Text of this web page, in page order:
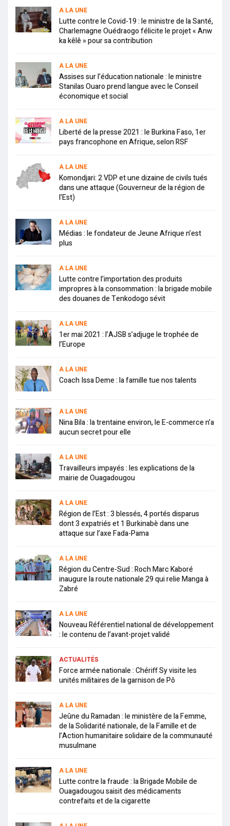
A LA UNE
Lutte contre le Covid-19 : le ministre de la Santé,
Charlemagne Ouédraogo félicite le projet « Anw
ka kêlê » pour sa contribution
A LA UNE
Assises sur l’éducation nationale : le ministre
Stanilas Ouaro prend langue avec le Conseil
économique et social
A LA UNE
Liberté de la presse 2021 : le Burkina Faso, 1er
pays francophone en Afrique, selon RSF
A LA UNE
Komondjari: 2 VDP et une dizaine de civils tués
dans une attaque (Gouverneur de la région de
l’Est)
A LA UNE
Médias : le fondateur de Jeune Afrique n’est
plus
A LA UNE
Lutte contre l’importation des produits
impropres à la consommation : la brigade mobile
des douanes de Tenkodogo sévit
A LA UNE
1er mai 2021 : l’AJSB s’adjuge le trophée de
l’Europe
A LA UNE
Coach Issa Deme : la famille tue nos talents
A LA UNE
Nina Bila : la trentaine environ, le E-commerce n’a
aucun secret pour elle
A LA UNE
Travailleurs impayés : les explications de la
mairie de Ouagadougou
A LA UNE
Région de l’Est : 3 blessés, 4 portés disparus
dont 3 expatriés et 1 Burkinabè dans une
attaque sur l’axe Fada-Pama
A LA UNE
Région du Centre-Sud : Roch Marc Kaboré
inaugure la route nationale 29 qui relie Manga à
Zabré
A LA UNE
Nouveau Référentiel national de développement
: le contenu de l’avant-projet validé
ACTUALITÉS
Force armée nationale : Chériff Sy visite les
unités militaires de la garnison de Pô
A LA UNE
Jeûne du Ramadan : le ministère de la Femme,
de la Solidarité nationale, de la Famille et de
l’Action humanitaire solidaire de la communauté
musulmane
A LA UNE
Lutte contre la fraude : la Brigade Mobile de
Ouagadougou saisit des médicaments
contrefaits et de la cigarette